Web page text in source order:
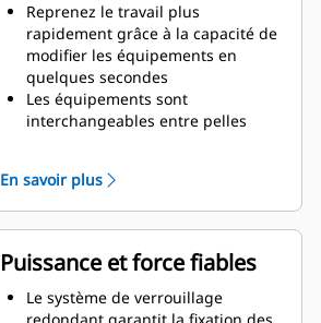
Reprenez le travail plus
rapidement grâce à la capacité de
modifier les équipements en
quelques secondes
Les équipements sont
interchangeables entre pelles
Les attaches sont lestées pour
manipuler des charges utiles
élevées, inutile ainsi de faire un
compromis sur la taille du godet
Multipliez les applications de votre
équipement. Une polyvalence
accrue vous permet d'alterner
En savoir plus
Puissance et force fiables
Le système de verrouillage